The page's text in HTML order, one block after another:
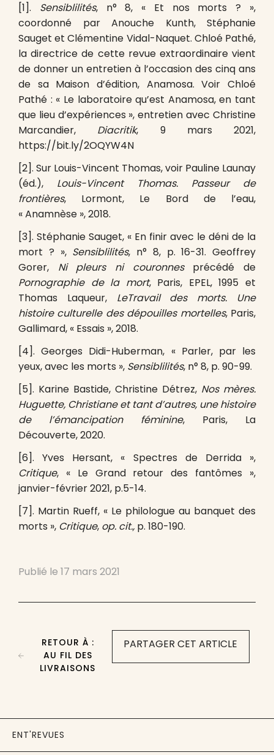
[1]. Sensiblilités, n° 8, « Et nos morts ? »,
coordonné par Anouche Kunth, Stéphanie
Sauget et Clémentine Vidal-Naquet. Chloé Pathé,
la directrice de cette revue extraordinaire vient
de donner un entretien à l’occasion des cinq ans
de sa Maison d’édition, Anamosa. Voir Chloé
Pathé : « Le laboratoire qu’est Anamosa, en tant
que lieu d’expériences », entretien avec Christine
Marcandier, Diacritik, 9 mars 2021,
https://bit.ly/2OQYW4N
[2]. Sur Louis-Vincent Thomas, voir Pauline Launay
(éd.), Louis-Vincent Thomas. Passeur de
frontières, Lormont, Le Bord de l’eau,
« Anamnèse », 2018.
[3]. Stéphanie Sauget, « En finir avec le déni de la
mort ? »,Sensiblilités, n° 8, p. 16-31. Geoffrey
Gorer, Ni pleurs ni couronnesprécédé de
Pornographie de la mort, Paris, EPEL, 1995 et
Thomas Laqueur, LeTravail des morts. Une
histoire culturelle des dépouilles mortelles, Paris,
Gallimard, « Essais », 2018.
[4]. Georges Didi-Huberman, « Parler, par les
yeux, avec les morts », Sensiblilités, n° 8, p. 90-99.
[5]. Karine Bastide, Christine Détrez, Nos mères.
Huguette, Christiane et tant d’autres, une histoire
de l’émancipation féminine, Paris, La
Découverte, 2020.
[6]. Yves Hersant, « Spectres de Derrida »,
Critique, « Le Grand retour des fantômes »,
janvier-février 2021, p.5-14.
[7]. Martin Rueff, « Le philologue au banquet des
morts », Critique, op. cit., p. 180-190.
Publié le 17 mars 2021
PARTAGER CET ARTICLE
RETOUR À :
AU FIL DES
LIVRAISONS
ENT'REVUES